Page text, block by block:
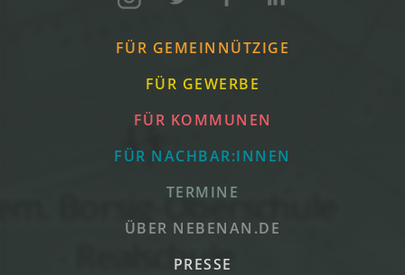
FÜR GEMEINNÜTZIGE
FÜR GEWERBE
FÜR KOMMUNEN
FÜR NACHBAR:INNEN
TERMINE
ÜBER NEBENAN.DE
PRESSE